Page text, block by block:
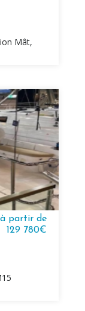
Mât,
à partir de
129 780€